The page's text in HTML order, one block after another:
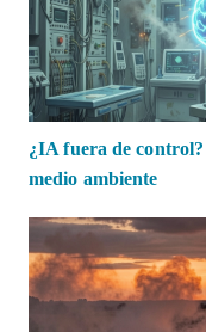
¿IA fuera de
medio ambiente